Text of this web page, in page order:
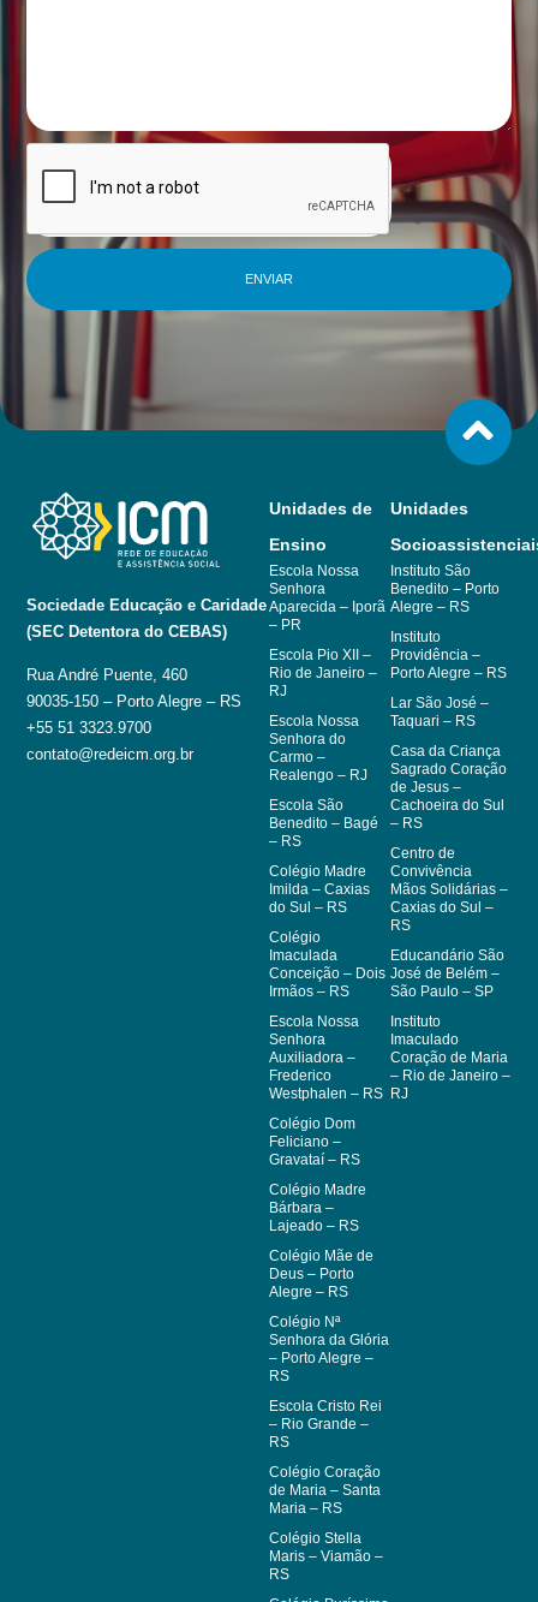
ENVIAR
Sociedade Educação e Caridade
(SEC Detentora do CEBAS)
Rua André Puente, 460
90035-150 – Porto Alegre – RS
+55 51 3323.9700
contato@redeicm.org.br
Unidades de
Ensino
Escola Nossa
Senhora
Aparecida – Iporã
– PR
Escola Pio XII –
Rio de Janeiro –
RJ
Escola Nossa
Senhora do
Carmo –
Realengo – RJ
Escola São
Benedito – Bagé
– RS
Colégio Madre
Imilda – Caxias
do Sul – RS
Colégio
Imaculada
Conceição – Dois
Irmãos – RS
Escola Nossa
Senhora
Auxiliadora –
Frederico
Westphalen – RS
Colégio Dom
Feliciano –
Gravataí – RS
Colégio Madre
Bárbara –
Lajeado – RS
Colégio Mãe de
Deus – Porto
Alegre – RS
Colégio Nª
Senhora da Glória
– Porto Alegre –
RS
Escola Cristo Rei
– Rio Grande –
RS
Colégio Coração
de Maria – Santa
Maria – RS
Colégio Stella
Maris – Viamão –
RS
Unidades
Instituto São
Benedito – Porto
Alegre – RS
Instituto
Providência –
Porto Alegre – RS
Lar São José –
Taquari – RS
Casa da Criança
Sagrado Coração
de Jesus –
Cachoeira do Sul
– RS
Centro de
Convivência
Mãos Solidárias –
Caxias do Sul –
RS
Educandário São
José de Belém –
São Paulo – SP
Instituto
Imaculado
Coração de Maria
– Rio de Janeiro –
RJ